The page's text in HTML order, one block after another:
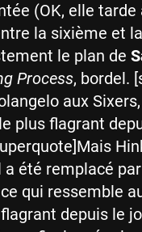
(OK, elle tarde
la sixième et
le plan de
Process, bordel.
aux
plus flagrant
a été remplacé
qui ressemble
depuis le